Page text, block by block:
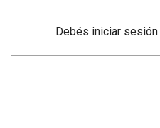
Debés iniciar sesión